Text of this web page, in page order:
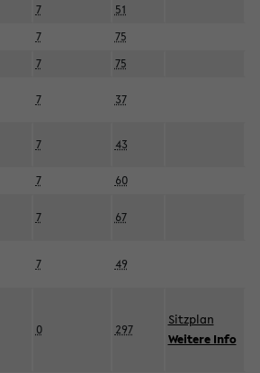
7
51
7
75
7 75
7 37
7 43
7 60
7 67
7 49
0 297
Sitzplan
Weitere Info